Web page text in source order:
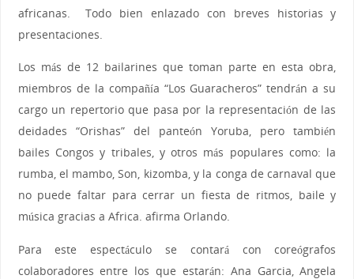
africanas. Todo bien enlazado con breves historias y
presentaciones.
Los más de 12 bailarines que toman parte en esta obra,
miembros de la compañía “Los Guaracheros” tendrán a su
cargo un repertorio que pasa por la representación de las
deidades “Orishas” del panteón Yoruba, pero también
bailes Congos y tribales, y otros más populares como: la
rumba, el mambo, Son, kizomba, y la conga de carnaval que
no puede faltar para cerrar un fiesta de ritmos, baile y
música gracias a Africa. afirma Orlando.
Para este espectáculo se contará con coreógrafos
colaboradores entre los que estarán: Ana Garcia, Angela